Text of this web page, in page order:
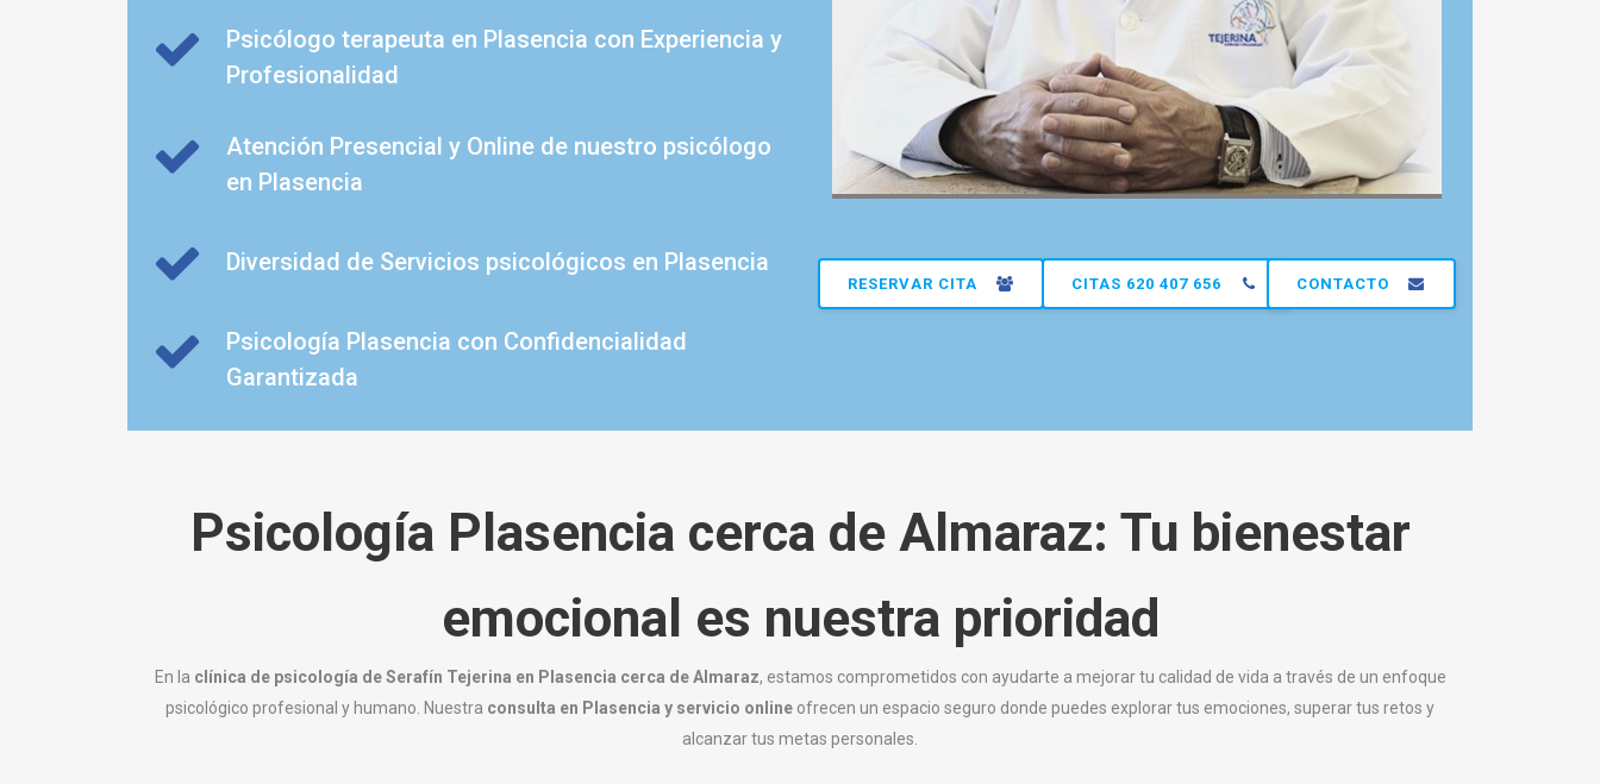
Psicólogo terapeuta en Plasencia con Experiencia y
Profesionalidad
Atención Presencial y Online de nuestro psicólogo
en Plasencia
Diversidad de Servicios psicológicos en Plasencia
Psicología Plasencia con Confidencialidad
Garantizada
RESERVAR CITA CITAS 620 407 656 CONTACTO
Psicología Plasencia cerca de Almaraz: Tu bienestar
emocional es nuestra prioridad
En la clínica de psicología de Serafín Tejerina en Plasencia cerca de Almaraz, estamos comprometidos con ayudarte a mejorar tu calidad de vida a través de un enfoque
psicológico profesional y humano. Nuestra consulta en Plasencia y servicio online ofrecen un espacio seguro donde puedes explorar tus emociones, superar tus retos y
alcanzar tus metas personales.